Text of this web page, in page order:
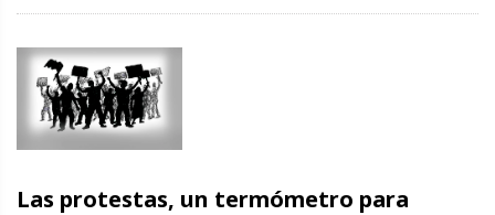
Las protestas, un termómetro para